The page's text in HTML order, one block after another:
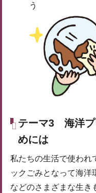
う
テーマ3 海洋プ
めには
私たちの生活で使われ
ックごみとなって海洋
などのさまざまな生き